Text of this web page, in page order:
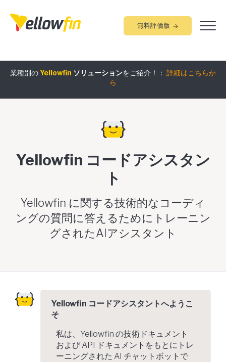
無料評価版
業種別のYellowfin ソリューションをご紹介！： 詳細はこちらか
ら
組み込みアナリティクス 究極ガイド：詳細はこちらから
Yellowfin コードアシスタン
ト
Yellowfin に関する技術的なコーディ
ングの質問に答えるためにトレーニン
グされたAIアシスタント
Yellowfin コードアシスタントへようこ
そ
私は、Yellowfin の技術ドキュメント
および API ドキュメントをもとにトレ
ーニングされた AI チャットボットで